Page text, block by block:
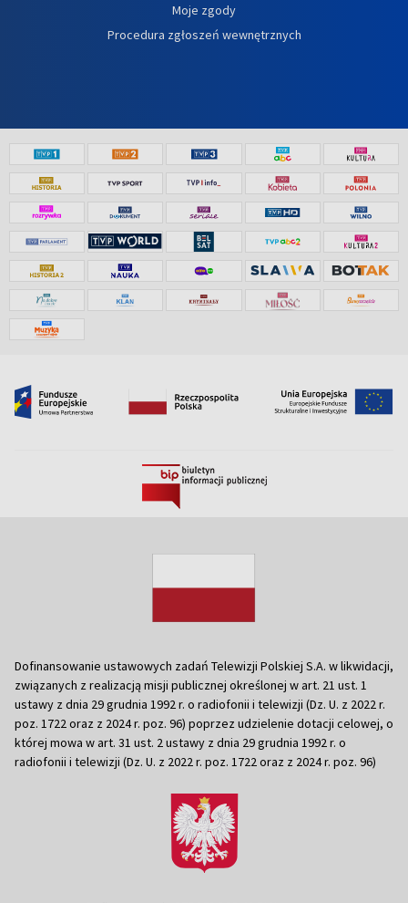
Moje zgody
Procedura zgłoszeń wewnętrznych
Dofinansowanie ustawowych zadań Telewizji Polskiej S.A. w likwidacji,
związanych z realizacją misji publicznej określonej w art. 21 ust. 1
ustawy z dnia 29 grudnia 1992 r. o radiofonii i telewizji (Dz. U. z 2022 r.
poz. 1722 oraz z 2024 r. poz. 96) poprzez udzielenie dotacji celowej, o
której mowa w art. 31 ust. 2 ustawy z dnia 29 grudnia 1992 r. o
radiofonii i telewizji (Dz. U. z 2022 r. poz. 1722 oraz z 2024 r. poz. 96)